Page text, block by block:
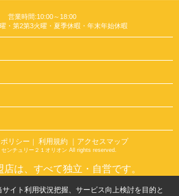
営業時間:10:00～18:00
・第2第3火曜・夏季休暇・年末年始休暇
リシー ｜ 利用規約 ｜アクセスマップ
ンチュリー２１オリオン All rights reserved.
は、すべて独立・自営です。
イト利用状況把握、サービス向上検討を目的と